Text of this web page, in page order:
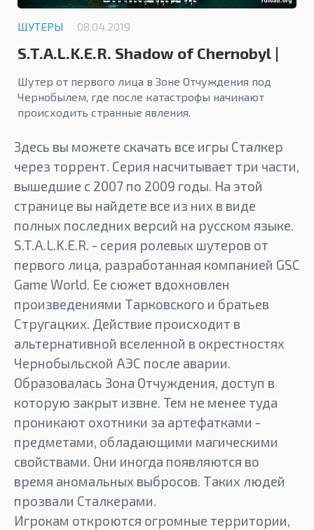
ШУТЕРЫ 08.04.2019
S.T.A.L.K.E.R. Shadow of Chernobyl |
Шутер от первого лица в Зоне Отчуждения под
Чернобылем, где после катастрофы начинают
происходить странные явления.
Здесь вы можете скачать все игры Сталкер
через торрент. Серия насчитывает три части,
вышедшие с 2007 по 2009 годы. На этой
странице вы найдете все из них в виде
полных последних версий на русском языке.
S.T.A.L.K.E.R. - серия ролевых шутеров от
первого лица, разработанная компанией GSC
Game World. Ее сюжет вдохновлен
произведениями Тарковского и братьев
Стругацких. Действие происходит в
альтернативной вселенной в окрестностях
Чернобыльской АЭС после аварии.
Образовалась Зона Отчуждения, доступ в
которую закрыт извне. Тем не менее туда
проникают охотники за артефатками -
предметами, обладающими магическими
свойствами. Они иногда появляются во
время аномальных выбросов. Таких людей
прозвали Сталкерами.
Игрокам откроются огромные территории,